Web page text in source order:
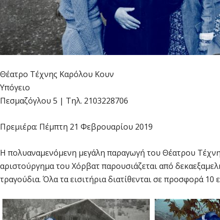
Θέατρο Τέχνης Καρόλου Κουν
Υπόγειο
Πεσμαζόγλου 5 | Τηλ. 2103228706
Πρεμιέρα: Πέμπτη 21 Φεβρουαρίου 2019
Η πολυαναμενόμενη μεγάλη παραγωγή του Θέατρου
αριστούργημα του Χόρβατ παρουσιάζεται από
τραγούδια. Όλα τα εισιτήρια διατίθενται σε προσφορά